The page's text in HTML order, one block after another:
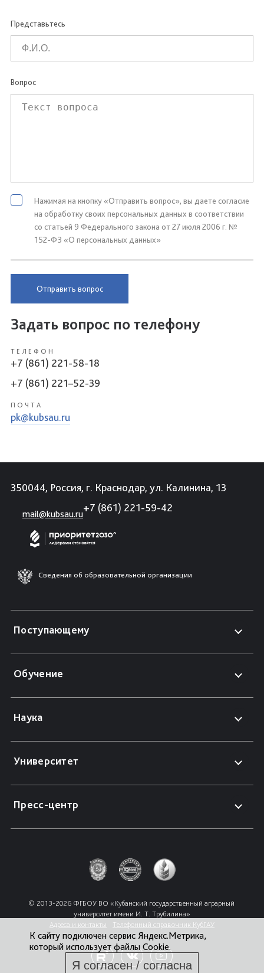
Представьтесь
Вопрос
Нажимая на кнопку «Отправить вопрос», вы даете согласие
на обработку своих персональных данных в соответствии
со статьей 9 Федерального закона от 27 июля 2006 г. №
152-ФЗ «О персональных данных»
Отправить вопрос
Задать вопрос по телефону
ТЕЛЕФОН
+7 (861) 221-58-18
+7 (861) 221–52-39
ПОЧТА
pk@kubsau.ru
350044, Россия, г. Краснодар, ул. Калинина, 13
mail@kubsau.ru
+7 (861) 221-59-42
Сведения об образовательной организации
Поступающему
Обучение
Наука
Университет
Пресс-центр
© 2013-2026 ФГБОУ ВО «Кубанский государственный аграрный
университет имени И. Т. Трубилина»
Адреса и контакты
Телефонный справочник КубГАУ
К сайту подключен сервис Яндекс.Метрика,
который использует файлы Cookie.
Я согласен / согласна